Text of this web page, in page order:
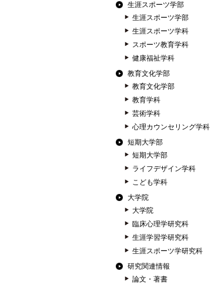
生涯スポーツ学部
生涯スポーツ学部
生涯スポーツ学科
スポーツ教育学科
健康福祉学科
教育文化学部
教育文化学部
教育学科
芸術学科
心理カウンセリング学科
短期大学部
短期大学部
ライフデザイン学科
こども学科
大学院
大学院
臨床心理学研究科
生涯学習学研究科
生涯スポーツ学研究科
研究関連情報
論文・著書